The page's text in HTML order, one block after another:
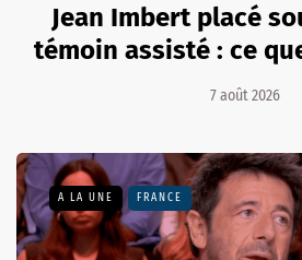
Jean Imbert placé
témoin assisté : ce
7 août 2026
A LA UNE FRANCE